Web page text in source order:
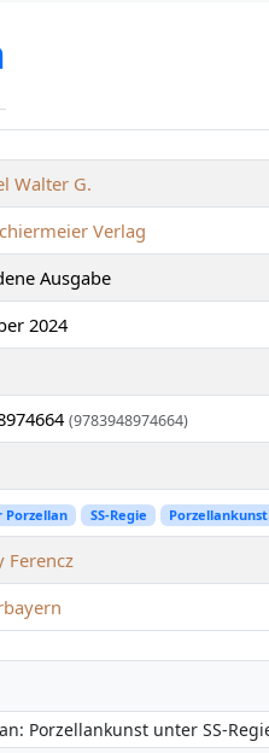
Walter G.
Verlag
Ausgabe
2024
(9783948974664)
Porzellan SS-Regie Porzellankunst
Ferencz